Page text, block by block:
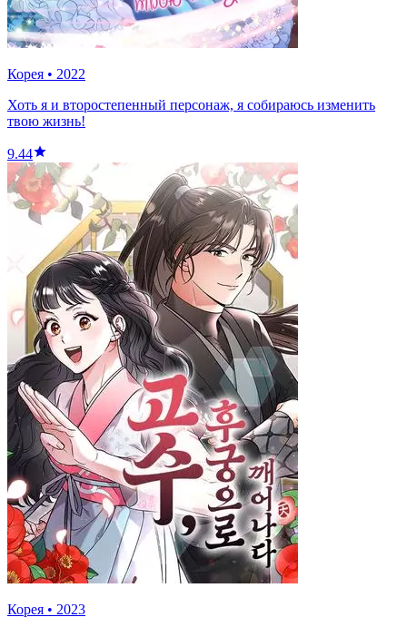
Корея • 2022
Хоть я и второстепенный персонаж, я собираюсь изменить
твою жизнь!
9.44
Корея • 2023